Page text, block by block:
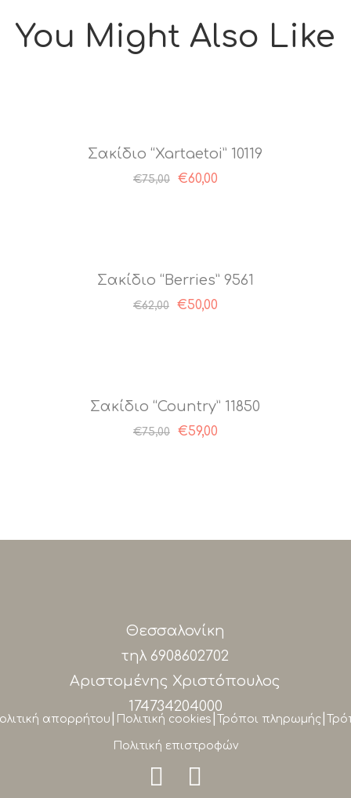
You Might Also Like
Σακίδιο “Xartaetoi” 10119
€75,00
Original
€60,00Η
Σακίδιο “Berries” 9561
€62,00 €50,00
Σακίδιο “Country” 11850
€75,00
Original
€59,00Η
Θεσσαλονίκη
τηλ 6908602702
Αριστομένης Χριστόπουλος
174734204000
απορρήτου Πολιτική cookies Τρόποι πληρωμής
Πολιτική επιστροφών